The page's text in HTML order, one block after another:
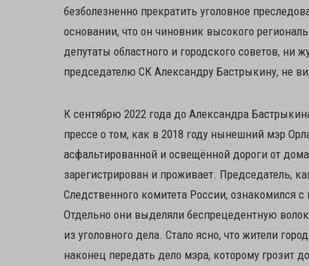
безболезненно прекратить уголовное
основании, что он чиновник высокого
депутаты областного и городского советов, ни
председателю СК Александру Бастрыкину, не
К сентябрю 2022 года до Александра
прессе о том, как в 2018 году нынешний мэр
асфальтированной и освещённой дороги от
зарегистрирован и проживает. Председатель,
Следственного комитета России, ознакомился
Отдельно они выделяли беспрецедентную
из уголовного дела. Стало ясно, что жители
наконец передать дело мэра, которому грозит